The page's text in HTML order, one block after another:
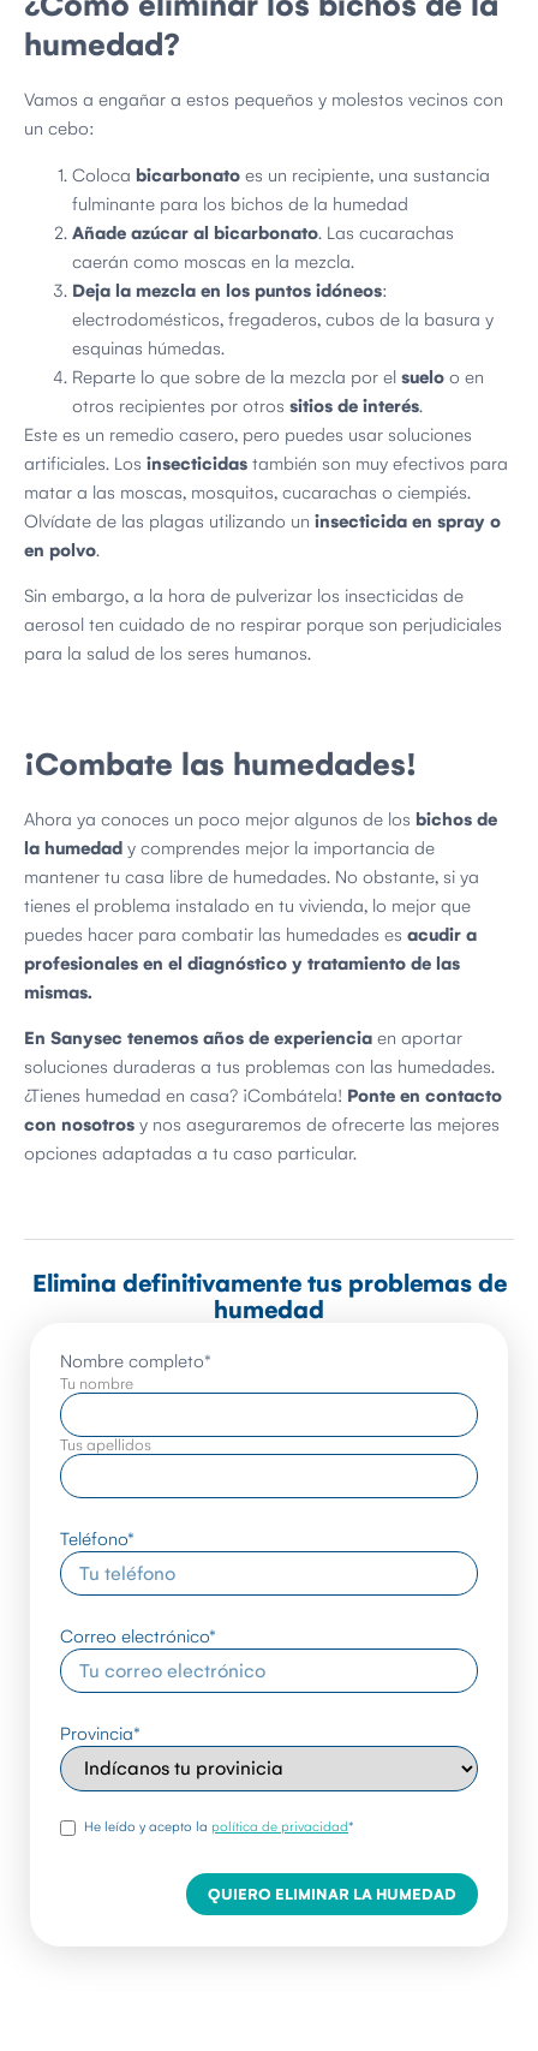
humedad?
Vamos a engañar a estos pequeños y molestos vecinos con
un cebo:
Coloca bicarbonato es un recipiente, una sustancia
fulminante para los bichos de la humedad
Añade azúcar al bicarbonato. Las cucarachas
caerán como moscas en la mezcla.
Deja la mezcla en los puntos idóneos:
electrodomésticos, fregaderos, cubos de la basura y
esquinas húmedas.
Reparte lo que sobre de la mezcla por el suelo o en
otros recipientes por otros sitios de interés.
Este es un remedio casero, pero puedes usar soluciones
artificiales. Los insecticidas también son muy efectivos para
matar a las moscas, mosquitos, cucarachas o ciempiés.
Olvídate de las plagas utilizando un insecticida en spray o
en polvo.
Sin embargo, a la hora de pulverizar los insecticidas de
aerosol ten cuidado de no respirar porque son perjudiciales
para la salud de los seres humanos.
¡Combate las humedades!
Ahora ya conoces un poco mejor algunos de los bichos de
la humedad y comprendes mejor la importancia de
mantener tu casa libre de humedades. No obstante, si ya
tienes el problema instalado en tu vivienda, lo mejor que
puedes hacer para combatir las humedades es acudir a
profesionales en el diagnóstico y tratamiento de las
mismas.
En Sanysec tenemos años de experiencia en aportar
soluciones duraderas a tus problemas con las humedades.
¿Tienes humedad en casa? ¡Combátela! Ponte en contacto
con nosotros y nos aseguraremos de ofrecerte las mejores
opciones adaptadas a tu caso particular.
Elimina definitivamente tus problemas de
humedad
Nombre completo*
Tu nombre
Tus apellidos
Teléfono*
Correo electrónico*
Provincia*
rgpd*
He leído y acepto la política de privacidad*